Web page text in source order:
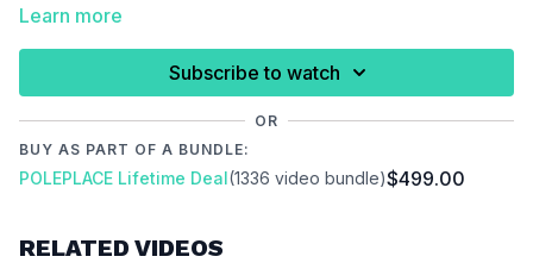
unsere Kraft- und Beweglichkeitsworkouts.
Bitte achte darauf, dich vor der Ausübung dieses Tutorials
ausreichend aufzuwärmen um Verletzungen zu vermeiden und
Video Chapters:
Learn more
Subscribe to watch
OR
BUY AS PART OF A BUNDLE:
POLEPLACE Lifetime Deal(1336 video bundle)$499.00
RELATED VIDEOS